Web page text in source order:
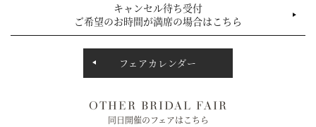
キャンセル待ち受付
ご希望のお時間が満席の場合はこちら
フェアカレンダー
OTHER BRIDAL FAIR
同日開催のフェアはこちら